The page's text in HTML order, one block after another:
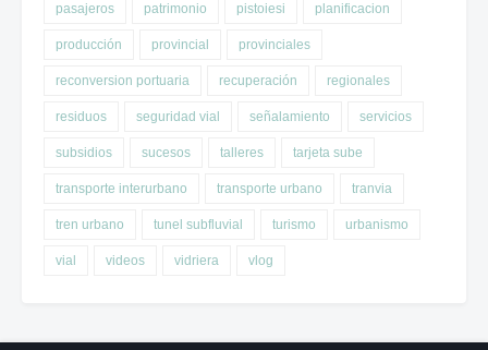
pasajeros patrimonio pistoiesi planificacion
producción provincial provinciales
reconversion portuaria recuperación regionales
residuos seguridad vial señalamiento servicios
subsidios sucesos talleres tarjeta sube
transporte interurbano transporte urbano tranvia
tren urbano tunel subfluvial turismo urbanismo
vial videos vidriera vlog